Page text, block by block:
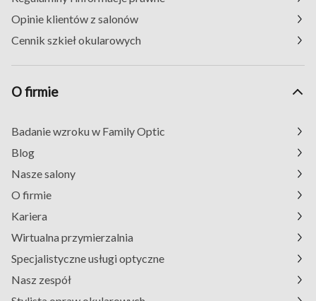
Opinie klientów z salonów
Cennik szkieł okularowych
O firmie
Badanie wzroku w Family Optic
Blog
Nasze salony
O firmie
Kariera
Wirtualna przymierzalnia
Specjalistyczne usługi optyczne
Nasz zespół